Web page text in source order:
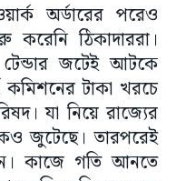
অর্ডারের পরেও
ঠিকাদাররা।
জটেই আটকে
টাকা খরচে
যা নিয়ে রাজ্যের
জুটেছে। তারপরেই
কাজে গতি আনতে